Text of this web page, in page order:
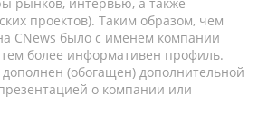
проектов). Таким образом, чем
CNews было с именем компании
тем более информативен профиль.
(обогащен) дополнительной
о компании или